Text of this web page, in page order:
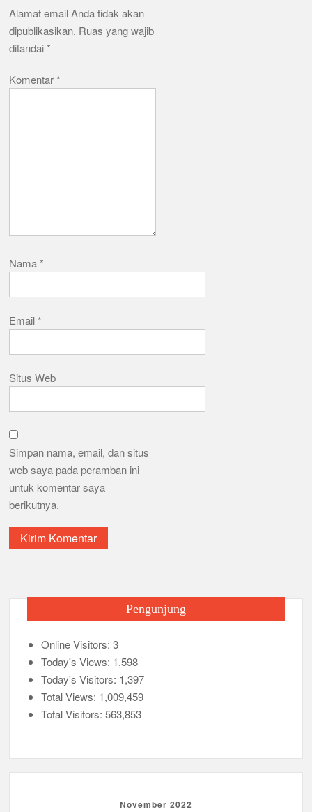
Alamat email Anda tidak akan
dipublikasikan. Ruas yang wajib
ditandai*
Komentar*
Nama*
Email*
Situs Web
Simpan nama, email, dan situs
web saya pada peramban ini
untuk komentar saya
berikutnya.
Pengunjung
Online Visitors:3
Today's Views: 1,598
Today's Visitors: 1,397
Total Views: 1,009,459
Total Visitors:563,853
November 2022